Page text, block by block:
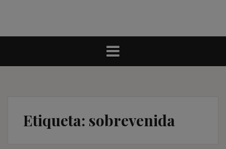
Etiqueta: sobrevenida